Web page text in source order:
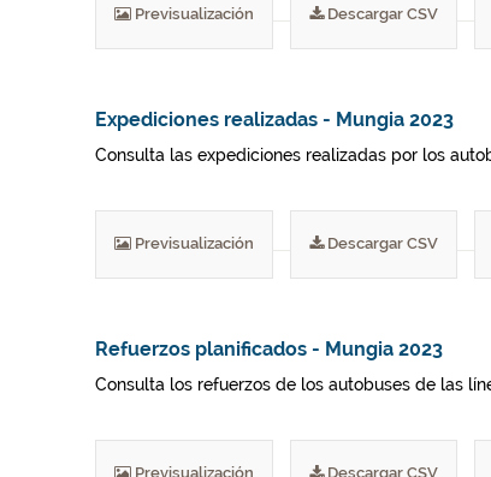
Previsualización Descargar CSV
Expediciones realizadas - Mungia 2023
Consulta las expediciones realizadas por los
Previsualización Descargar CSV
Refuerzos planificados - Mungia 2023
Consulta los refuerzos de los autobuses de las
Previsualización Descargar CSV